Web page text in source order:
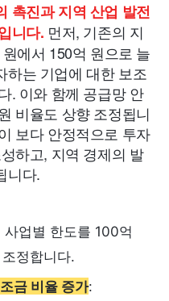
촉진과 지역 산업 발전
니다. 먼저, 기존의 지
에서 150억 원으로 늘
하는 기업에 대한 보조
. 이와 함께 공급망 안
비율도 상향 조정됩니
보다 안정적으로 투자
하고, 지역 경제의 발
니다.
사업별 한도를 100억
정합니다.
금 비율 증가: